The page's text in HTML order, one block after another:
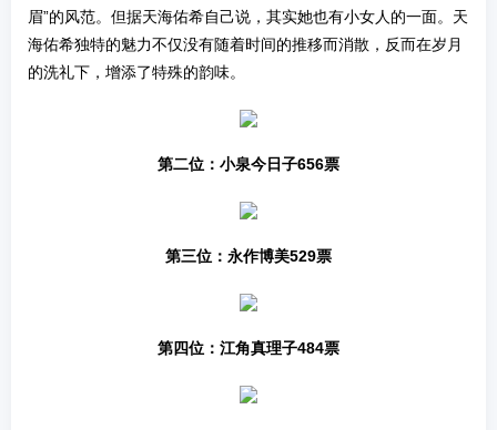
眉”的风范。但据天海佑希自己说，其实她也有小女人的一面。天
海佑希独特的魅力不仅没有随着时间的推移而消散，反而在岁月
的洗礼下，增添了特殊的韵味。
第二位：小泉今日子656票
第三位：永作博美529票
第四位：江角真理子484票